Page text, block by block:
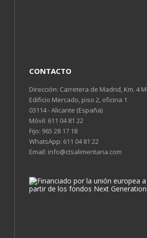
CONTACTO
Dirección: Carretera de Madrid, Km. 4
Edificio Mercado, piso 2, oficina 1
03114 - Alicante (España)
Móvil: 611 04 81 22
Fijo: 965 28 17 18
WhatsApp: 611 04 81 22
Email: info@ctsalimentaria.com